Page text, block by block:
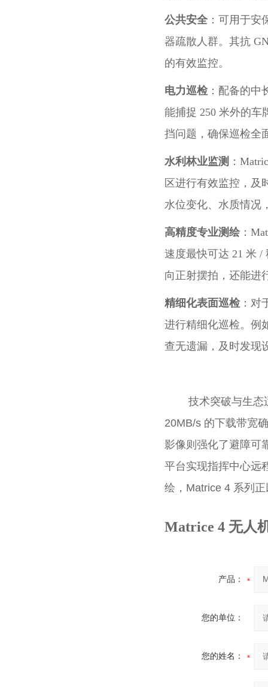
公共安全 ：可用于
器疏散人群。其抗
的有效监控。
电力巡检：配备的中
能捕捉 250 米外的车
挡问题，确保巡检全
水利林业监测 ：
区进行有效监控，及
水位变化、水质情况
高精度专业测绘 ：
速度最快可达 21 米 /
向正射摆拍，还能进
精细化表面巡检：对
进行精细化巡检。例
查无遗漏，及时发现
技术突破与生态适
20MB/s 的下载带宽
影像则强化了避障可
平台实现指挥中心远
绘，Matrice 4 系列
Matrice 4 无人
产品：
您的单位：
您的姓名：